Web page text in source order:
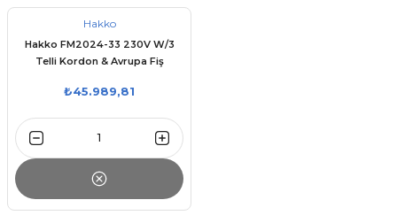
Hakko
Hakko FM2024-33 230V W/3
Telli Kordon & Avrupa Fiş
₺45.989,81